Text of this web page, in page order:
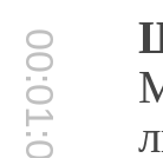
00:01:03